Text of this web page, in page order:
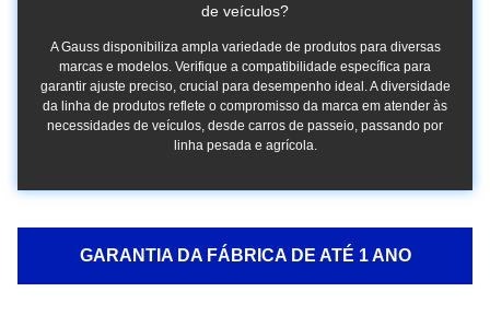
de veículos?
A Gauss disponibiliza ampla variedade de produtos para diversas
marcas e modelos. Verifique a compatibilidade específica para
garantir ajuste preciso, crucial para desempenho ideal. A diversidade
da linha de produtos reflete o compromisso da marca em atender às
necessidades de veículos, desde carros de passeio, passando por
linha pesada e agrícola.
GARANTIA DA FÁBRICA DE ATÉ 1 ANO